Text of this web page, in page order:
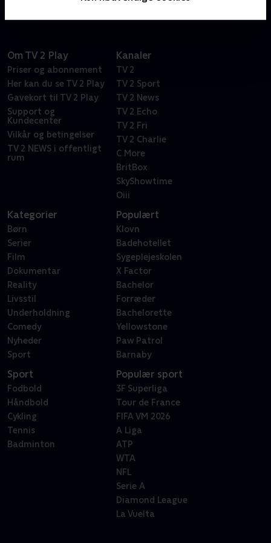
Om TV 2 Play
Priser og abonnement
Her kan du se TV 2 Play
Gavekort til TV 2 Play
Support og
Kundecenter
Vilkår og betingelser
TV 2 NEWS i offentligt
rum
Kanaler
TV 2
TV 2 Sport
TV 2 News
TV 2 Echo
TV 2 Fri
TV 2 Charlie
C More
BritBox
SkyShowtime
Oiii
Kategorier
Børn
Serier
Film
Dokumentar
Reality
Livsstil
Underholdning
Comedy
Nyheder
Sport
Populært
Klovn
Badehotellet
Sygeplejeskolen
X Factor
Bachelor
Forræder
Bachelorette
Yellowstone
Paw Patrol
Barnaby
Sport
Fodbold
Håndbold
Cykling
Tennis
Badminton
Populær sport
3F Superliga
Tour de France
FIFA VM 2026
A Liga
ATP
WTA
NFL
Serie A
Diamond League
La Vuelta